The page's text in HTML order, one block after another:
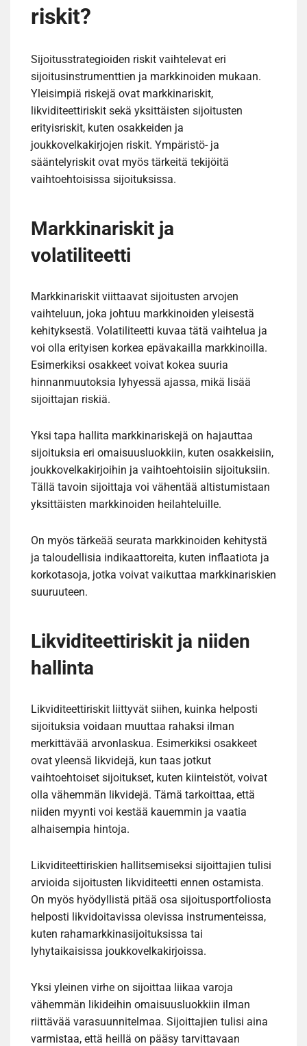
riskit?
Sijoitusstrategioiden riskit vaihtelevat eri
sijoitusinstrumenttien ja markkinoiden mukaan.
Yleisimpiä riskejä ovat markkinariskit,
likviditeettiriskit sekä yksittäisten sijoitusten
erityisriskit, kuten osakkeiden ja
joukkovelkakirjojen riskit. Ympäristö- ja
sääntelyriskit ovat myös tärkeitä tekijöitä
vaihtoehtoisissa sijoituksissa.
Markkinariskit ja
volatiliteetti
Markkinariskit viittaavat sijoitusten arvojen
vaihteluun, joka johtuu markkinoiden yleisestä
kehityksestä. Volatiliteetti kuvaa tätä vaihtelua ja
voi olla erityisen korkea epävakailla markkinoilla.
Esimerkiksi osakkeet voivat kokea suuria
hinnanmuutoksia lyhyessä ajassa, mikä lisää
sijoittajan riskiä.
Yksi tapa hallita markkinariskejä on hajauttaa
sijoituksia eri omaisuusluokkiin, kuten osakkeisiin,
joukkovelkakirjoihin ja vaihtoehtoisiin sijoituksiin.
Tällä tavoin sijoittaja voi vähentää altistumistaan
yksittäisten markkinoiden heilahteluille.
On myös tärkeää seurata markkinoiden kehitystä
ja taloudellisia indikaattoreita, kuten inflaatiota ja
korkotasoja, jotka voivat vaikuttaa markkinariskien
suuruuteen.
Likviditeettiriskit ja niiden
hallinta
Likviditeettiriskit liittyvät siihen, kuinka helposti
sijoituksia voidaan muuttaa rahaksi ilman
merkittävää arvonlaskua. Esimerkiksi osakkeet
ovat yleensä likvidejä, kun taas jotkut
vaihtoehtoiset sijoitukset, kuten kiinteistöt, voivat
olla vähemmän likvidejä. Tämä tarkoittaa, että
niiden myynti voi kestää kauemmin ja vaatia
alhaisempia hintoja.
Likviditeettiriskien hallitsemiseksi sijoittajien tulisi
arvioida sijoitusten likviditeetti ennen ostamista.
On myös hyödyllistä pitää osa sijoitusportfoliosta
helposti likvidoitavissa olevissa instrumenteissa,
kuten rahamarkkinasijoituksissa tai
lyhytaikaisissa joukkovelkakirjoissa.
Yksi yleinen virhe on sijoittaa liikaa varoja
vähemmän likideihin omaisuusluokkiin ilman
riittävää varasuunnitelmaa. Sijoittajien tulisi aina
varmistaa, että heillä on pääsy tarvittavaan